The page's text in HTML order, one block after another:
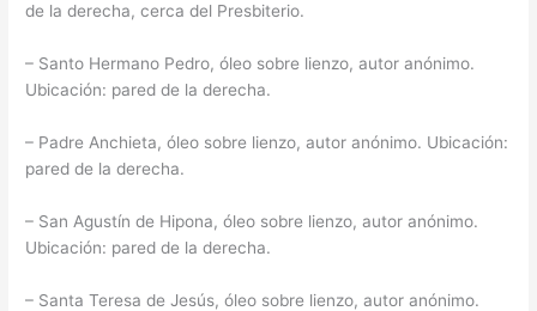
de la derecha, cerca del Presbiterio.
– Santo Hermano Pedro, óleo sobre lienzo, autor anónimo.
Ubicación: pared de la derecha.
– Padre Anchieta, óleo sobre lienzo, autor anónimo. Ubicación:
pared de la derecha.
– San Agustín de Hipona, óleo sobre lienzo, autor anónimo.
Ubicación: pared de la derecha.
– Santa Teresa de Jesús, óleo sobre lienzo, autor anónimo.